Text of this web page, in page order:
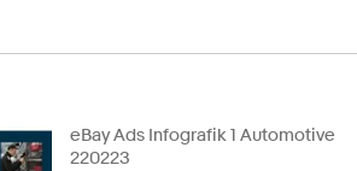
eBay Ads Infografik 1 Automotive
220223